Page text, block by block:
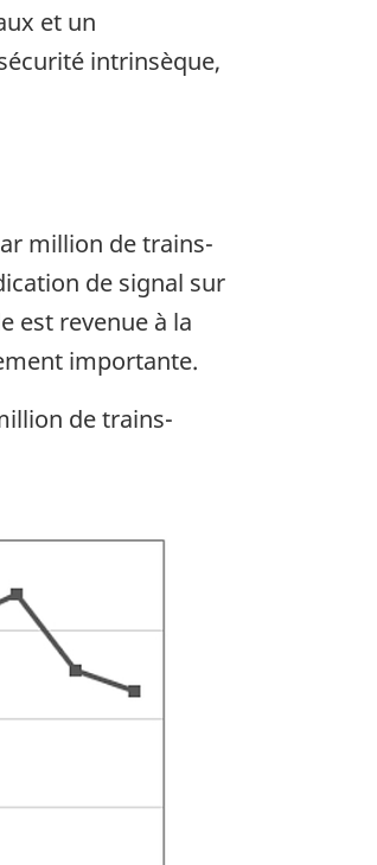
et un
intrinsèque,
million de trains-
de signal sur
est revenue à la
importante.
de trains-